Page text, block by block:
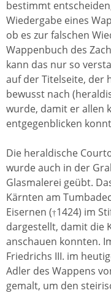
bestimmt
Wiedergabe eines
ob es zur falschen
Wappenbuch des
kann das nur so
auf der Titelseite, der
bewusst nach
wurde, damit er allen
entgegenblicken
Die heraldische
wurde auch in der
Glasmalerei geübt.
Kärnten am
Eisernen (†1424) im
dargestellt, damit die
anschauen konnten.
Friedrichs III. im
Adler des Wappens
gemalt, um den